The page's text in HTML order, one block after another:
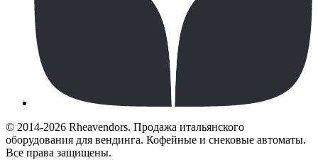
© 2014-2026 Rheavendors. Продажа итальянского
оборудования для вендинга. Кофейные и снековые автоматы.
Все права защищены.